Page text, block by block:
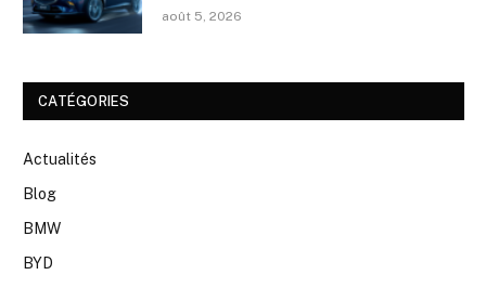
août 5, 2026
CATÉGORIES
Actualités
Blog
BMW
BYD